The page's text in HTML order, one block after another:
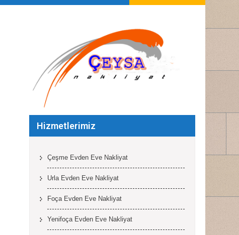
Hizmetlerimiz
Çeşme Evden Eve Nakliyat
Urla Evden Eve Nakliyat
Foça Evden Eve Nakliyat
Yenifoça Evden Eve Nakliyat